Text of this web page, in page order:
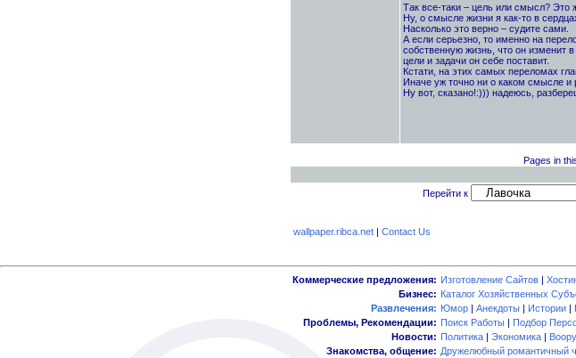
Так все-таки – цель или смысл? Это
Ну, о смысле жизни я как-то в
Насколько это верно – судите сами.
А если серьезно, то именно на
собственную жизнь, что он изменит
цели и задачи он себе поставит.
Кстати, на этих самых переломах
Иначе уж точно ни о каком смысле и
Ну вот, сказано!:))) надеюсь,
Pages in
Перейти к
wallpaper.ribca.net| Contact Us
Коммерческие предложения: Изготовление Сайтов |
Бизнес: Каталог Хозяйственных
Развлечения: Юмор | Анекдоты | Истории |
Проблемы, Рекомендации: Поиск Работы | Подбор
Новости: Политика | Экономика |
Знакомства, общение: Дружелюбный романтичный